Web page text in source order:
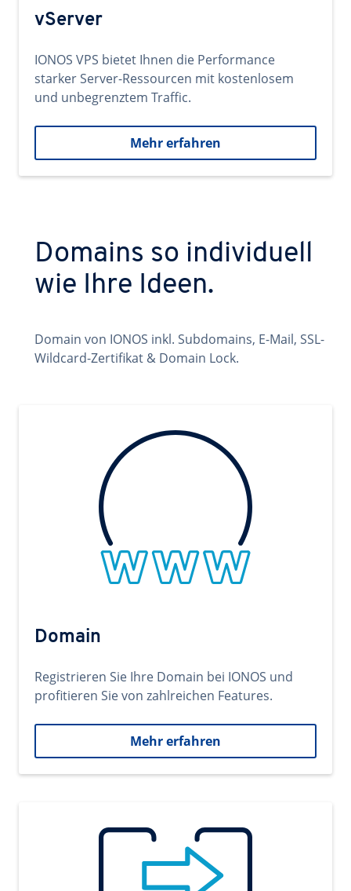
vServer
IONOS VPS bietet Ihnen die Performance
starker Server-Ressourcen mit kostenlosem
und unbegrenztem Traffic.
Mehr erfahren
Domains so individuell
wie Ihre Ideen.
Domain von IONOS inkl. Subdomains, E-Mail, SSL-
Wildcard-Zertifikat & Domain Lock.
Domain
Registrieren Sie Ihre Domain bei IONOS und
profitieren Sie von zahlreichen Features.
Mehr erfahren